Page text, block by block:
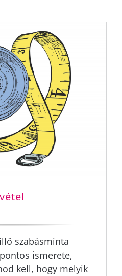
szabásminta
ismerete,
kell, hogy melyik